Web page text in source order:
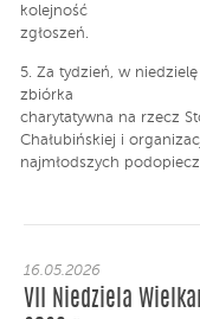
kolejność
zgłoszeń.
5. Za tydzień, w
zbiórka
charytatywna na rzecz
Chałubińskiej i
najmłodszych
16.05.2026
VII Niedziela